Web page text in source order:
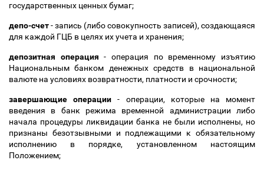
государственных ценных бумаг;
депо-счет- запись (либо совокупность записей), создающаяся
для каждой ГЦБ в целях их учета и хранения;
депозитная операция - операция по временному изъятию
Национальным банком денежных средств в национальной
валюте на условиях возвратности, платности и срочности;
завершающие операции - операции, которые на момент
введения в банк режима временной администрации либо
начала процедуры ликвидации банка не были исполнены, но
признаны безотзывными и подлежащими к обязательному
исполнению в порядке, установленном настоящим
Положением;